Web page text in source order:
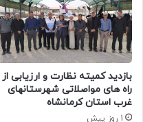
بازدید کمیته نظارت و ارزیابی از
راه های مواصلاتی شهرستانهای
غرب استان کرمانشاه
1 روز پیش